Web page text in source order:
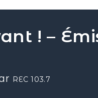
! –
REC 103.7